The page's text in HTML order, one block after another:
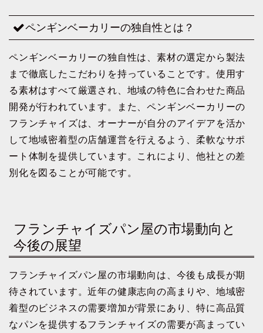
ペンギンベーカリーの独自性とは？
ペンギンベーカリーの独自性は、素材の選定から製法
まで徹底したこだわりを持っていることです。使用す
る素材はすべて厳選され、地域の特色に合わせた商品
開発が行われています。また、ペンギンベーカリーの
フランチャイズは、オーナーが自分のアイデアを活か
して地域密着型の店舗運営を行えるよう、柔軟なサポ
ート体制を提供しています。これにより、他社との差
別化を図ることが可能です。
フランチャイズパン屋の市場動向と
今後の展望
フランチャイズパン屋の市場動向は、今後も成長が期
待されています。近年の健康志向の高まりや、地域密
着型のビジネスの需要増加が背景にあり、特に高品質
なパンを提供するフランチャイズの需要が高まってい